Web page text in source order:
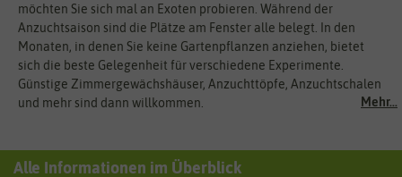
Mehr...
möchten Sie sich mal an Exoten probieren. Während der
Anzuchtsaison sind die Plätze am Fenster alle belegt. In den
Monaten, in denen Sie keine Gartenpflanzen anziehen, bietet
sich die beste Gelegenheit für verschiedene Experimente.
Günstige Zimmergewächshäuser, Anzuchttöpfe, Anzuchtschalen
und mehr sind dann willkommen.
Alle Informationen im Überblick